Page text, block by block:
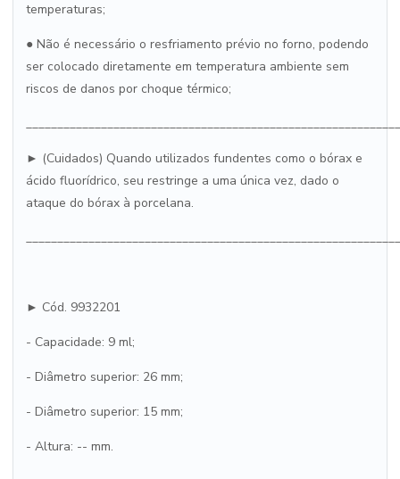
temperaturas;
● Não é necessário o resfriamento prévio no forno, podendo
ser colocado diretamente em temperatura ambiente sem
riscos de danos por choque térmico;
► (Cuidados) Quando utilizados fundentes como o bórax e
ácido fluorídrico, seu restringe a uma única vez, dado o
ataque do bórax à porcelana.
► Cód. 9932201
- Capacidade: 9 ml;
- Diâmetro superior: 26 mm;
- Diâmetro superior: 15 mm;
- Altura: -- mm.